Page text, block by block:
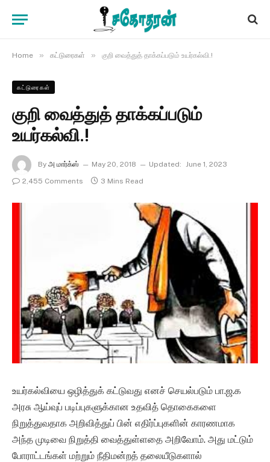
Home » கட்டுரைகள் » குறி வைத்துத் தாக்கப்படும் உயர்கல்வி.!
கட்டுரைகள்
குறி வைத்துத் தாக்கப்படும்
உயர்கல்வி.!
By அ மார்க்ஸ் May 20, 2018 Updated: June 1, 2023
2,455 Comments
3 Mins Read
உயர்கல்வியை ஒழித்துக் கட்டுவது எனச் செயல்படும் பா.ஜ.க
அரசு ஆய்வுப் படிப்புகளுக்கான உதவித் தொகைகளை
நிறுத்துவதாக அறிவித்துப் பின் எதிர்ப்புகளின் காரணமாக
அந்த முடிவை நிறுத்தி வைத்துள்ளதை அறிவோம். அது மட்டும்
போராட்டங்கள் மற்றும் நீதிமன்றத் தலையீடுகளால்